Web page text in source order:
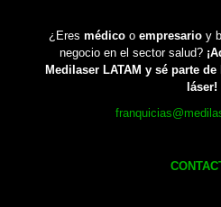
¿Eres médicoo empresarioy
negocio en el sector salud?
Medilaser LATAM y sé parte
láser!